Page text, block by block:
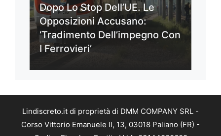
Dopo Lo Stop Dell’UE. Le
Opposizioni Accusano:
‘Tradimento Dell’impegno Con
I Ferrovieri’
Lindiscreto.it di proprietà di DMM COMPANY SRL -
Corso Vittorio Emanuele II, 13, 03018 Paliano (FR) -